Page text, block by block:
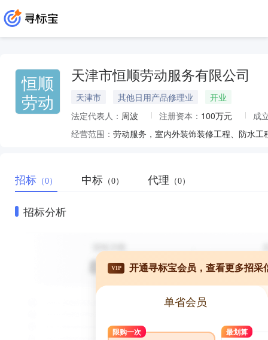
恒顺
劳动
天津市恒顺劳动服务有限公司
天津市 其他日用产品修理业
开业
法定代表人： 周波 注册资本： 100万元
成
经营范围：
招标 （0） 中标 （0） 代理 （0）
招标分析
VIP 开通寻标宝会员，查看更多招采
单省会员
限购一次 最划算